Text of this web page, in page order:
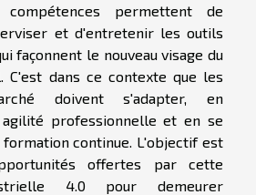
compétences permettent de
et d'entretenir les outils
façonnent le nouveau visage du
C'est dans ce contexte que les
doivent s'adapter, en
professionnelle et en se
continue. L'objectif est
offertes par cette
4.0 pour demeurer